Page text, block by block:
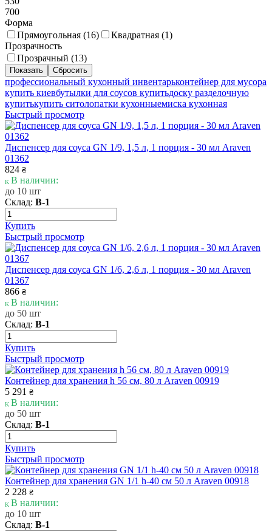
700
Форма
Прямоугольная (16) Квадратная (1)
Прозрачность
Прозрачный (13)
профессиональный кухонный инвентарьконтейнер для мусора
купить киевбутылки для соусов купитьдоску разделочную
купитькупить ситолопатки кухонныемиска кухонная
Быстрый просмотр
Диспенсер для соуса GN 1/9, 1,5 л, 1 порция - 30 мл Araven
01362
824 ₴
В наличии:
до 10 шт
Склад: В-1
Купить
Быстрый просмотр
Диспенсер для соуса GN 1/6, 2,6 л, 1 порция - 30 мл Araven
01367
866 ₴
В наличии:
до 50 шт
Склад: В-1
Купить
Быстрый просмотр
Контейнер для хранения h 56 см, 80 л Araven 00919
5 291 ₴
В наличии:
до 50 шт
Склад: В-1
Купить
Быстрый просмотр
Контейнер для хранения GN 1/1 h-40 см 50 л Araven 00918
2 228 ₴
В наличии:
до 10 шт
Склад: В-1